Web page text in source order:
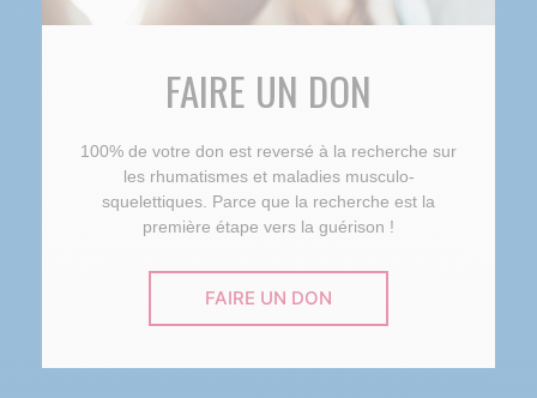
FAIRE UN DON
100% de votre don est reversé à la recherche sur
les rhumatismes et maladies musculo-
squelettiques. Parce que la recherche est la
première étape vers la guérison !
FAIRE UN DON